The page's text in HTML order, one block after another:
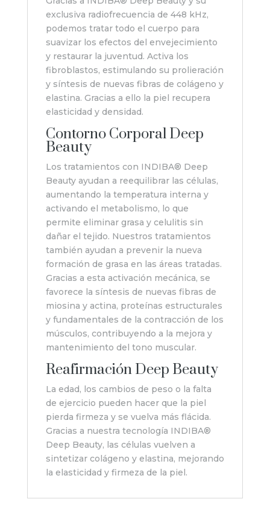
exclusiva radiofrecuencia de 448 kHz,
podemos tratar todo el cuerpo para
suavizar los efectos del envejecimiento
y restaurar la juventud. Activa los
fibroblastos, estimulando su prolieración
y síntesis de nuevas fibras de colágeno y
elastina. Gracias a ello la piel recupera
elasticidad y densidad.
Contorno Corporal Deep
Beauty
Los tratamientos con INDIBA® Deep
Beauty ayudan a reequilibrar las células,
aumentando la temperatura interna y
activando el metabolismo, lo que
permite eliminar grasa y celulitis sin
dañar el tejido. Nuestros tratamientos
también ayudan a prevenir la nueva
formación de grasa en las áreas tratadas.
Gracias a esta activación mecánica, se
favorece la síntesis de nuevas fibras de
miosina y actina, proteínas estructurales
y fundamentales de la contracción de los
músculos, contribuyendo a la mejora y
mantenimiento del tono muscular.
Reafirmación Deep Beauty
La edad, los cambios de peso o la falta
de ejercicio pueden hacer que la piel
pierda firmeza y se vuelva más flácida.
Gracias a nuestra tecnología INDIBA®
Deep Beauty, las células vuelven a
sintetizar colágeno y elastina, mejorando
la elasticidad y firmeza de la piel.